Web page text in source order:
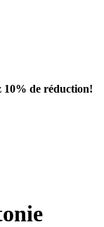
10% de réduction!